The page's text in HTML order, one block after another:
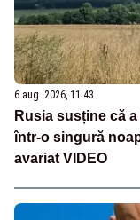
6 aug. 2026, 11:43
Rusia susține că
într-o singură
avariat VIDEO